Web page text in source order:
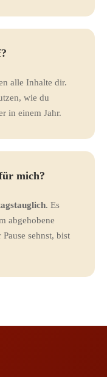
alle Inhalte dir.
wie du
in einem Jahr.
mich?
. Es
abgehobene
sehnst, bist